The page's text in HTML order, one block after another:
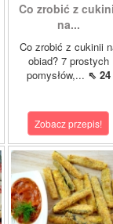
Co zrobić z
na...
Co zrobić z cukinii
obiad? 7 prostych
pomysłów,... ⇖ 24
Zobacz przepis!